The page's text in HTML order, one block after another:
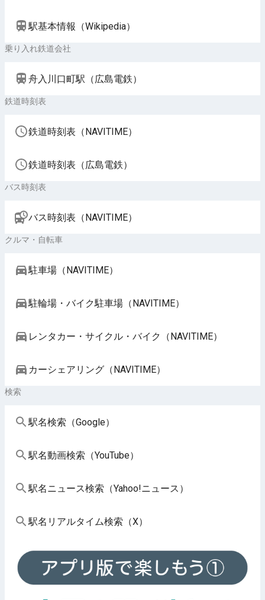
駅基本情報（Wikipedia）
乗り入れ鉄道会社
舟入川口町駅（広島電鉄）
鉄道時刻表
鉄道時刻表（NAVITIME）
鉄道時刻表（広島電鉄）
バス時刻表
バス時刻表（NAVITIME）
クルマ・自転車
駐車場（NAVITIME）
駐輪場・バイク駐車場（NAVITIME）
レンタカー・サイクル・バイク（NAVITIME）
カーシェアリング（NAVITIME）
検索
駅名検索（Google）
駅名動画検索（YouTube）
駅名ニュース検索（Yahoo!ニュース）
駅名リアルタイム検索（X）